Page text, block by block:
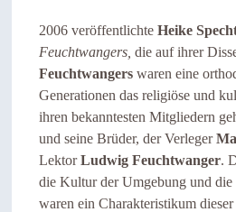
2006 veröffentlichte Heike
Feuchtwangers, die auf ihrer
Feuchtwangers waren eine
Generationen das religiöse und
ihren bekanntesten Mitgliedern
und seine Brüder, der Verleger
LektorLudwig Feuchtwanger.
die Kultur der Umgebung und
waren ein Charakteristikum